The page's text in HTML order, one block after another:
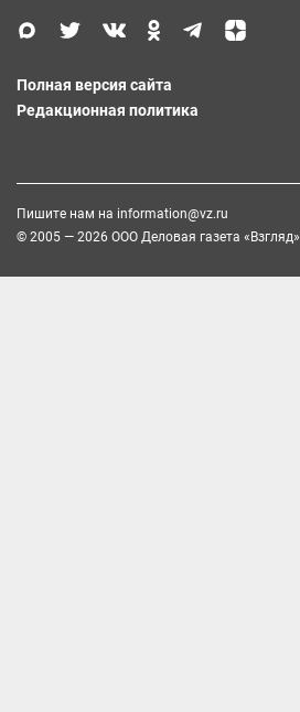
Полная версия сайта
Редакционная политика
Пишите нам на information@vz.ru
© 2005 — 2026 ООО Деловая газета «Взгляд»